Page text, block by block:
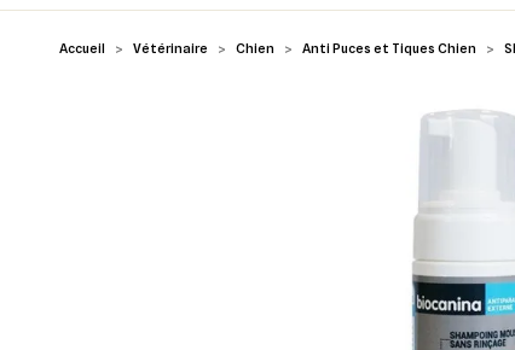
Accueil Vétérinaire Chien Anti Puces et Tiques Chien